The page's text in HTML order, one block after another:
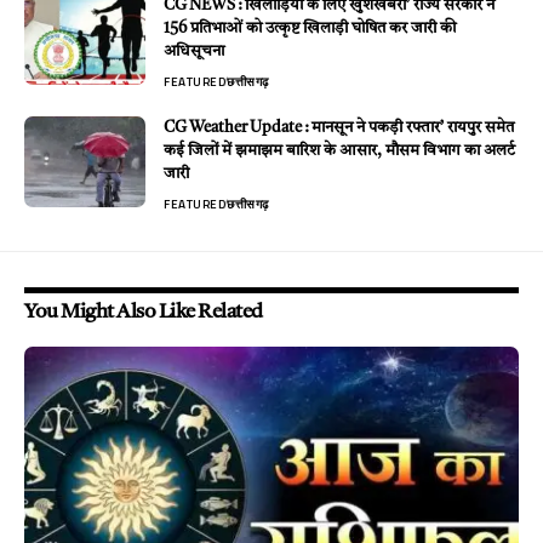
CG NEWS : खिलाड़ियों के लिए खुशखबरी’ राज्य सरकार ने
156 प्रतिभाओं को उत्कृष्ट खिलाड़ी घोषित कर जारी की
अधिसूचना
FEATUREDछत्तीसगढ़
CG Weather Update : मानसून ने पकड़ी रफ्तार’ रायपुर समेत
कई जिलों में झमाझम बारिश के आसार, मौसम विभाग का अलर्ट
जारी
FEATUREDछत्तीसगढ़
You Might Also Like Related